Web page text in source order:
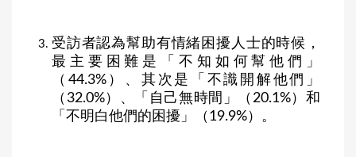
受訪者認為幫助有情緒困擾人士的時候，
最主要困難是「不知如何幫他們」
（44.3%）、其次是「不識開解他們」
（32.0%）、「自己無時間」（20.1%）和
「不明白他們的困擾」（19.9%）。